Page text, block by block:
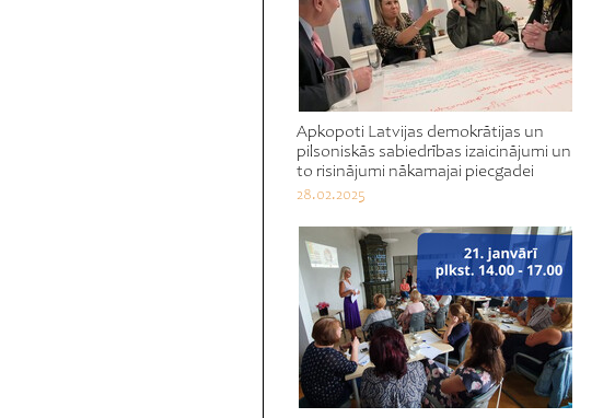
Apkopoti Latvijas demokrātijas un
pilsoniskās sabiedrības izaicinājumi un
to risinājumi nākamajai piecgadei
28.02.2025